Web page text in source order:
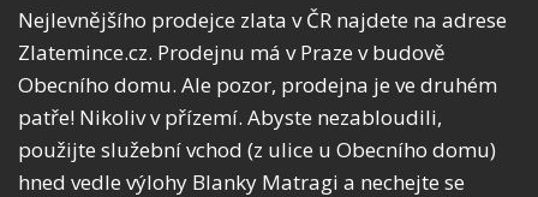
Nejlevnějšího prodejce zlata v ČR najdete na adrese
Zlatemince.cz. Prodejnu má v Praze v budově
Obecního domu. Ale pozor, prodejna je ve druhém
patře! Nikoliv v přízemí. Abyste nezabloudili,
použijte služební vchod (z ulice u Obecního domu)
hned vedle výlohy Blanky Matragi a nechejte se